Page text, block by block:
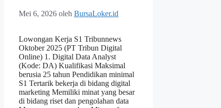
Mei 6, 2026 oleh BursaLoker.id
Lowongan Kerja S1 Tribunnews
Oktober 2025 (PT Tribun Digital
Online) 1. Digital Data Analyst
(Kode: DA) Kualifikasi Maksimal
berusia 25 tahun Pendidikan minimal
S1 Tertarik bekerja di bidang digital
marketing Memiliki minat yang besar
di bidang riset dan pengolahan data